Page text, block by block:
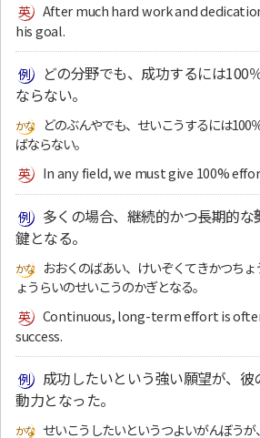
After much hard work and
his goal.
どの分野でも、成功するには100
ならない。
どのぶんやでも、せいこうするには100
ばならない。
In any field, we must give 100%
多くの場合、継続的かつ長期的な
鍵となる。
おおくのばあい、けいぞくてきかつち
ょうらいのせいこうのかぎとなる。
Continuous, long-term effort is
success.
成功したいという強い願望が、彼
動力となった。
せいこうしたいというつよいがんぼう